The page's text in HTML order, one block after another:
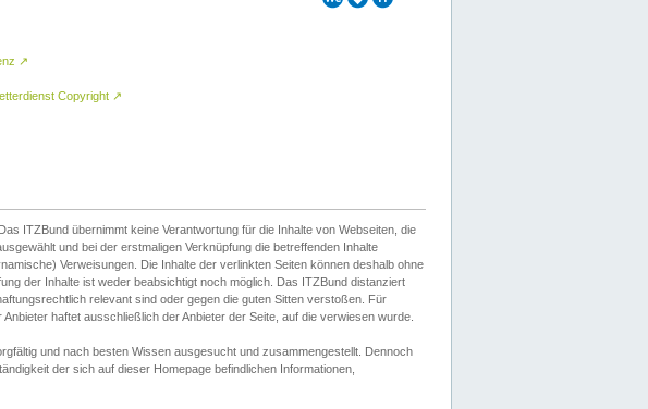
↗
Copyright ↗
ITZBund übernimmt keine Verantwortung für die Inhalte von Webseiten, die
und bei der erstmaligen Verknüpfung die betreffenden Inhalte
Verweisungen. Die Inhalte der verlinkten Seiten können deshalb ohne
der Inhalte ist weder beabsichtigt noch möglich. Das ITZBund distanziert
relevant sind oder gegen die guten Sitten verstoßen. Für
haftet ausschließlich der Anbieter der Seite, auf die verwiesen wurde.
und nach besten Wissen ausgesucht und zusammengestellt. Dennoch
der sich auf dieser Homepage befindlichen Informationen,